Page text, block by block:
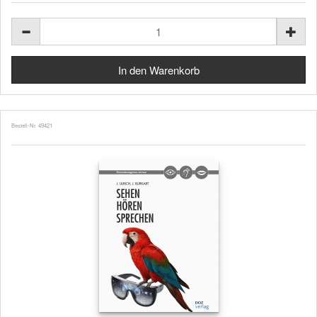
Bestell-Nr. 49421